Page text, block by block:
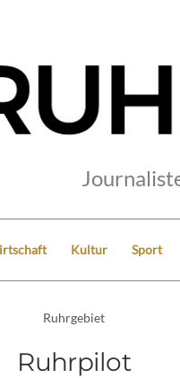
Kultur Sport
Ruhrgebiet
Ruhrpilot